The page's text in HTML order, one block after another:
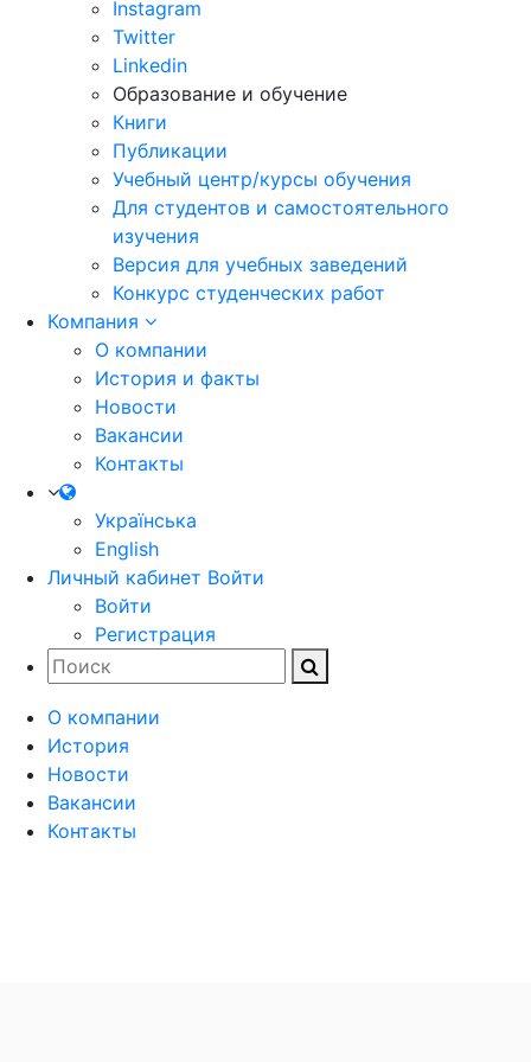
Instagram
Twitter
Linkedin
Образование и обучение
Книги
Публикации
Учебный центр/курсы обучения
Для студентов и самостоятельного
изучения
Версия для учебных заведений
Конкурс студенческих работ
Компания
О компании
История и факты
Новости
Вакансии
Контакты
Українська
English
Личный кабинет Войти
Войти
Регистрация
О компании
История
Новости
Вакансии
Контакты